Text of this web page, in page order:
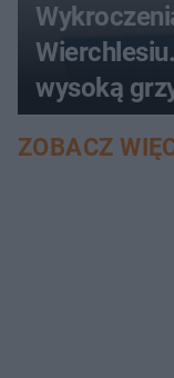
wysoką
karnymi
ZOBACZ